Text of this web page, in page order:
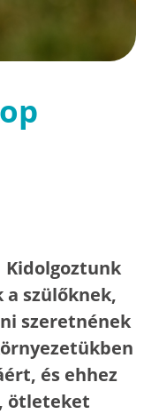
a szülőknek,
szeretnének
és ehhez
ötleteket